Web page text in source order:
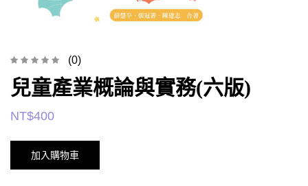
(0)
兒童產業概論與實務(六版)
NT$400
加入購物車